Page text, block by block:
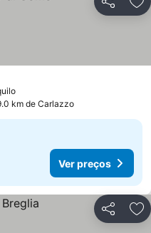
Partilhar
km de Carlazzo
Ver preços
Partilhar